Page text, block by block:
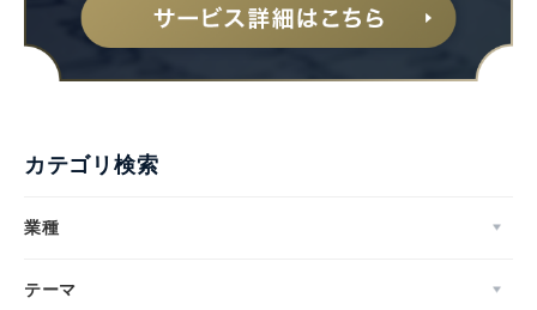
カテゴリ検索
業種
テーマ